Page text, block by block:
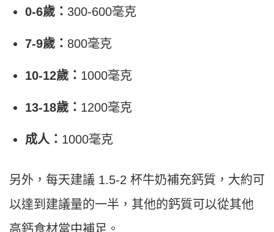
0-6歲： 300-600毫克
7-9歲： 800毫克
10-12歲： 1000毫克
13-18歲： 1200毫克
成人： 1000毫克
另外，每天建議 1.5-2 杯牛奶補充鈣質，大約可
以達到建議量的一半，其他的鈣質可以從其他
高鈣食材當中補足。